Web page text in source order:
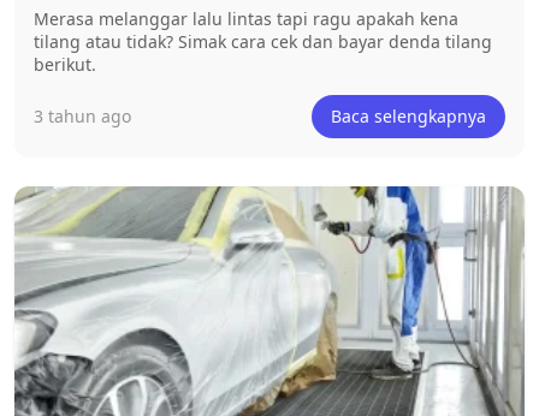
Merasa melanggar lalu lintas tapi ragu apakah kena
tilang atau tidak? Simak cara cek dan bayar denda tilang
berikut.
3 tahun ago Baca selengkapnya